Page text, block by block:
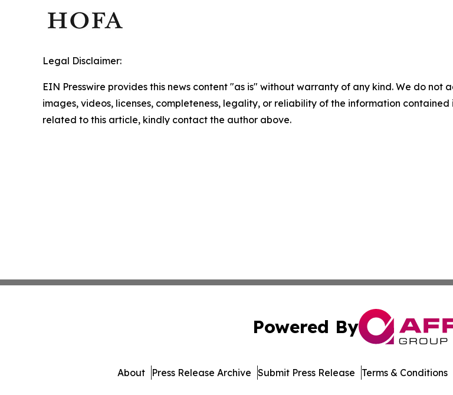
Legal Disclaimer:
EIN Presswire provides this news content "as is" without warranty of any kind. We do
images, videos, licenses, completeness, legality, or reliability of the information
related to this article, kindly contact the author above.
Powered By
About Press Release Archive Submit Press Release Terms & Conditions